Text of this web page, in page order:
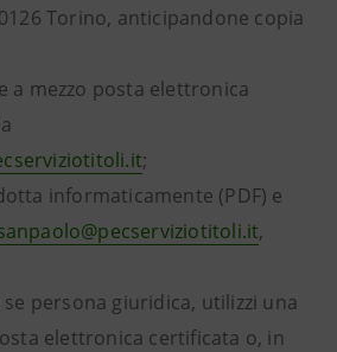
Torino, anticipandone copia
mezzo posta elettronica
;
informaticamente (PDF) e
,
persona giuridica, utilizzi una
elettronica certificata o, in